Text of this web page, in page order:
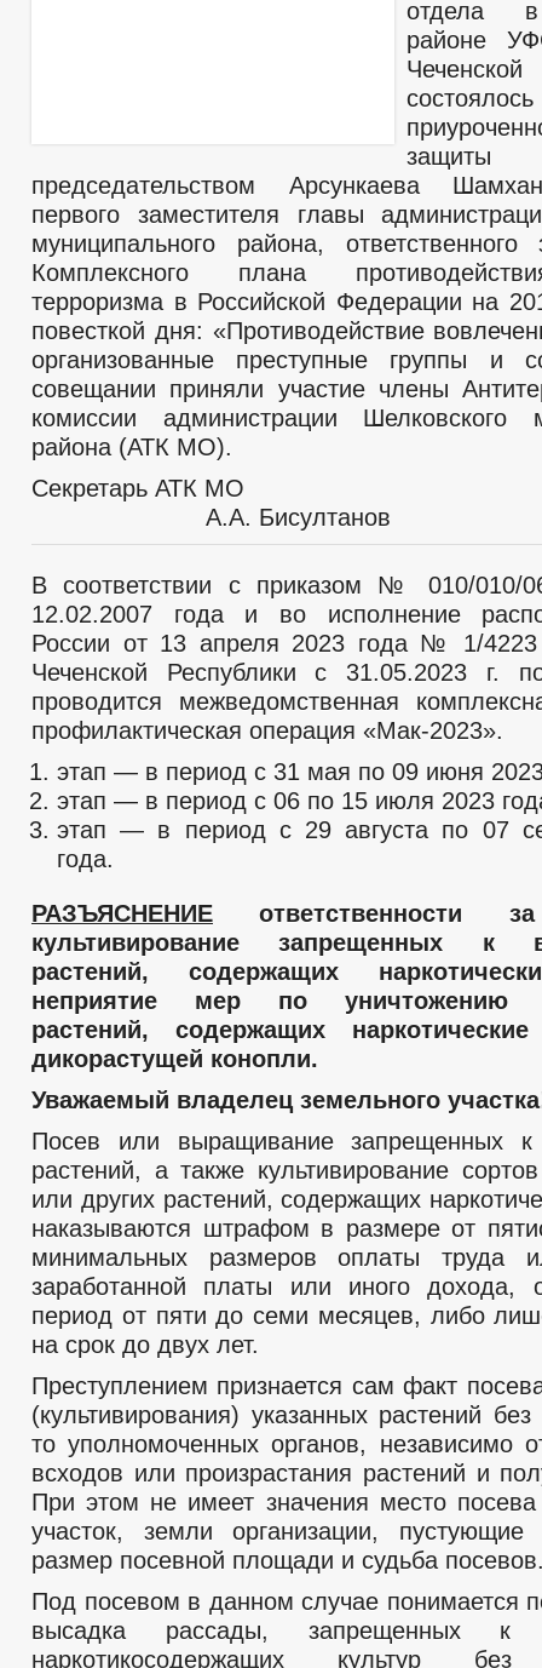
отдела
районе
защиты
председательством Арсункаева
первого заместителя главы
муниципального района,
Комплексного плана
терроризма в Российской Федерации на
повесткой дня: «Противодействие
организованные преступные группы и
совещании приняли участие члены
комиссии администрации Шелковского
района (АТК МО).
Секретарь
А.А. Бисултанов
В соответствии с приказом № 010/010/
12.02.2007 года и во исполнение
России от 13 апреля 2023 года № 1/4223
Чеченской Республики с 31.05.2023 г.
проводится межведомственная
профилактическая операция «Мак-2023».
этап — в период с 31 мая по 09 июня
этап — в период с 06 по 15 июля 2023
этап — в период с 29 августа по 07
года.
РАЗЪЯСНЕНИЕ
ответственности
культивирование запрещенных к
растений, содержащих
неприятие мер по уничтожению
растений, содержащих
дикорастущей конопли.
Уважаемый владелец земельного
Посев или выращивание запрещенных к
растений, а также культивирование
или других растений, содержащих
наказываются штрафом в размере от
минимальных размеров оплаты труда
заработанной платы или иного дохода,
период от пяти до семи месяцев, либо
на срок до двух лет.
Преступлением признается сам факт
(культивирования) указанных растений
то уполномоченных органов, независимо
всходов или произрастания растений и
При этом не имеет значения место
участок, земли организации,
размер посевной площади и судьба
Под посевом в данном случае понимается
высадка рассады, запрещенных к
наркотикосодержащих культур без